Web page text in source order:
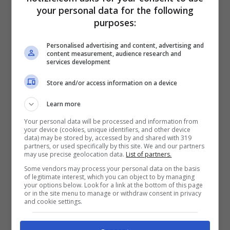
vedere al meglio
Negli ultimi giorni, rispetto agli inizi di
dicembre, la stella ha acquisito luminosità
avvicinandosi al Sole e alla Terra,
aumentando di oltre nove volte.
in modo che sarà possibile vederla, ma
non sarà necessariamente facile. La
ragione? Oltre alla precisa collocazione in
cielo, c’è anche quella della luce del
crepuscolo serale. E il fatto che la Luna,
quasi piena e posizionata a est, potrebbe
your personal data for the following
purposes:
Personalised advertising and content, advertising and
content measurement, audience research and
services development
Store and/or access information on a device
Learn more
Your personal data will be processed and information from
your device (cookies, unique identifiers, and other device
data) may be stored by, accessed by and shared with 319
partners, or used specifically by this site. We and our partners
may use precise geolocation data. List of partners.
Some vendors may process your personal data on the basis
of legitimate interest, which you can object to by managing
your options below. Look for a link at the bottom of this page
or in the site menu to manage or withdraw consent in privacy
and cookie settings.